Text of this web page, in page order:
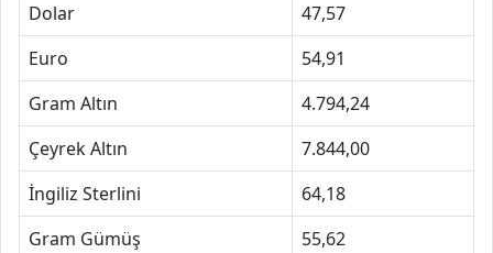
Dolar
47,57
Euro
54,91
Gram Altın
4.794,24
Çeyrek Altın
7.844,00
İngiliz Sterlini
64,18
Gram Gümüş
55,62